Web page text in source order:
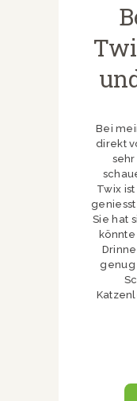
Bei
direkt
Twix
geniesst
Sie hat
könnte
genug